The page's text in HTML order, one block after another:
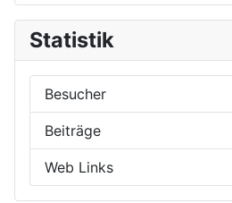
Statistik
Besucher
Beiträge
Web Links